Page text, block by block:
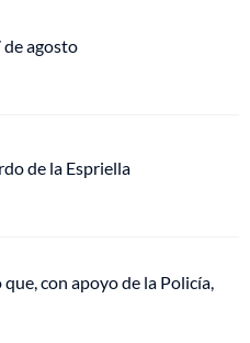
de agosto
de la Espriella
con apoyo de la Policía,